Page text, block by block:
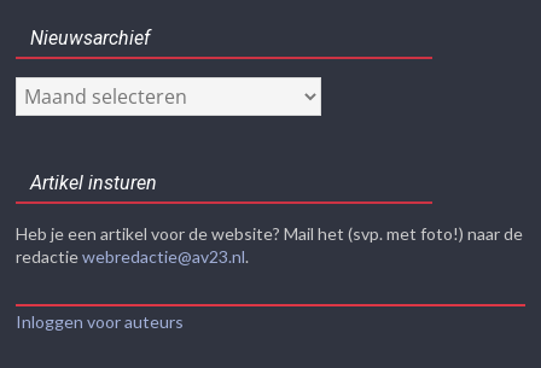
Nieuwsarchief
Nieuwsarchief
Artikel insturen
Heb je een artikel voor de website? Mail het (svp. met foto!) naar de
redactiewebredactie@av23.nl.
Inloggen voor auteurs